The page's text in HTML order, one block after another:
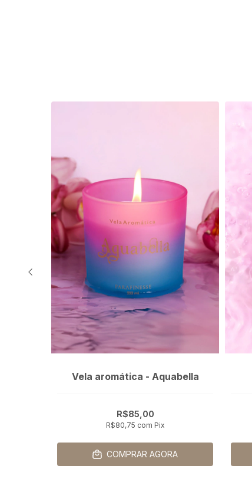
Vela aromática - Aquabella
R$85,00
R$80,75 com Pix
COMPRAR AGORA